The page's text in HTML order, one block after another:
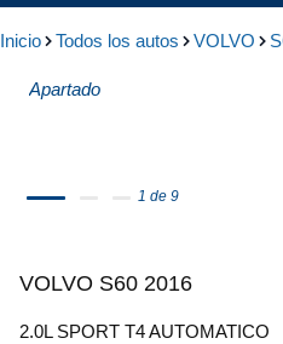
Inicio Todos los autos VOLVO
Apartado
1 de 9
VOLVO S60 2016
2.0L SPORT T4 AUTOMATICO